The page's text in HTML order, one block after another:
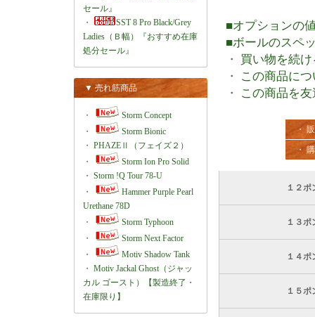
セール』
・
SST 8 Pro Black/Grey
Ladies（Ｂ幅）『おすすめ在庫
処分セール』
▼ 売れ筋商品
・
Storm Concept
・
Storm Bionic
・ PHAZEⅡ（フェイズ２）
・
Storm Ion Pro Solid
・ Storm !Q Tour 78-U
・
Hammer Purple Pearl
Urethane 78D
・
Storm Typhoon
・
Storm Next Factor
・
Motiv Shadow Tank
・ Motiv Jackal Ghost（ジャッ
カル ゴースト）【製造終了・
在庫限り】
■オプションの
■ボールのスペ
・ 買い物を続け
・
この商品に
・
この商品を
・
・
１２ポ
１３ポ
１４ポ
１５ポ